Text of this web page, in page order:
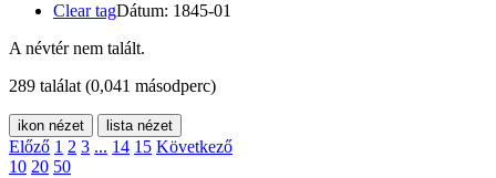
Clear tagDátum: 1845-01
A névtér nem talált.
289 találat (0,041 másodperc)
ikon nézet lista nézet
Előző 1 2 3 ... 14 15 Következő
10 20 50